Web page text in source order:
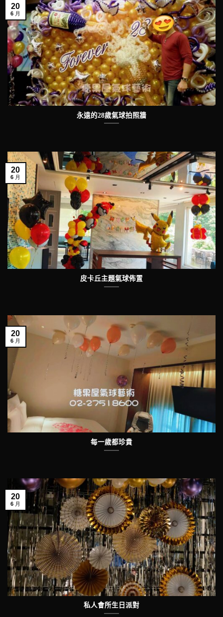
永遠的28歲氣球拍照牆
20
6 月
皮卡丘主題氣球佈置
20
6 月
每一歲都珍貴
20
6 月
私人會所生日派對
20
6 月